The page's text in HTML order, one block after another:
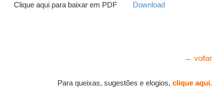
Clique aqui para baixar em PDF Download
← voltar
Para queixas, sugestões e elogios, clique aqui.